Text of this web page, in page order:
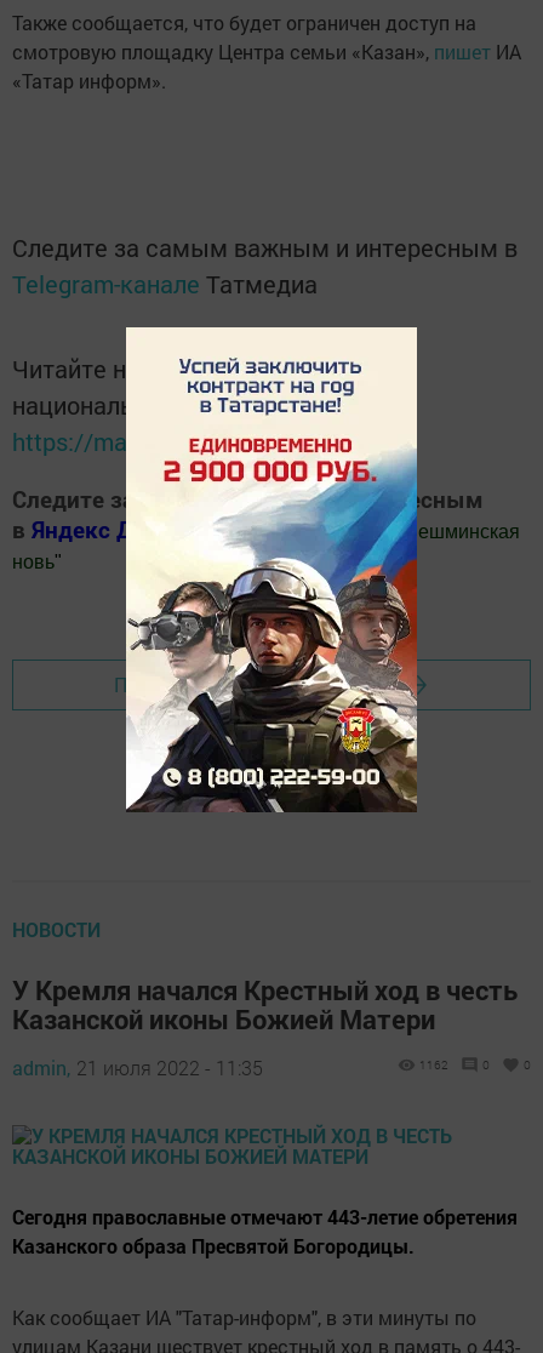
Также сообщается, что будет ограничен доступ на
смотровую площадку Центра семьи «Казан», пишет ИА
«Татар информ».
Следите за самым важным и интересным в
Telegram-канале Татмедиа
Читайте новости Татарстана в
национальном мессенджере MАХ:
https://max.ru/tatmedia
Следите за самым важным и интересным
в Яндекс Дзен Телеграм канале "Шешминская
новь"
Добавить Шешминскую новь в Яндекс.Новости
Перейти на страницу новости
НОВОСТИ
У Кремля начался Крестный ход в честь
Казанской иконы Божией Матери
admin, 21 июля 2022 - 11:35 1162 0 0
Сегодня православные отмечают 443-летие обретения
Казанского образа Пресвятой Богородицы.
Как сообщает ИА "Татар-информ", в эти минуты по
улицам Казани шествует крестный ход в память о 443-